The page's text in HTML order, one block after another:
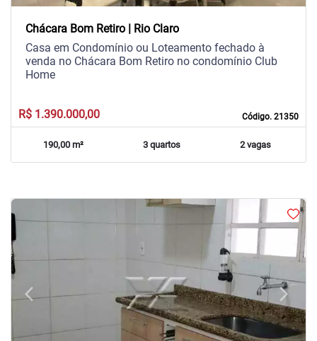
Chácara Bom Retiro | Rio Claro
Código. 21350
Casa em Condomínio ou Loteamento fechado à
venda no Chácara Bom Retiro no condomínio Club
Home
R$ 1.390.000,00
190,00 m² 3 quartos 2 vagas
arrow_back_iosPrevious arrow_forward_iosNext